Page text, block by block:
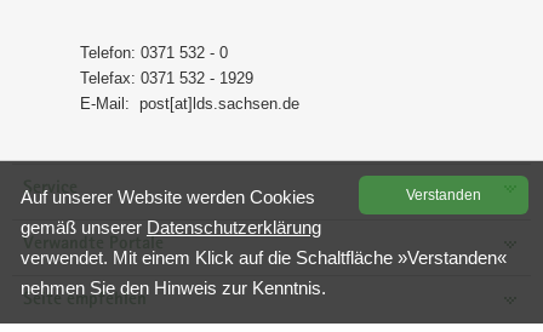
Te­le­fon: 0371 532 - 0
Te­le­fax: 0371 532 - 1929
E-​Mail: post[at]lds.sach­sen.de
Service
Verwandte Portale
Seite empfehlen
Ver­stan­den
Auf un­se­rer Web­site wer­den Coo­kies
gemäß un­se­rer Da­ten­schutz­er­klä­rung
ver­wen­det. Mit einem Klick auf die Schalt­flä­che »Ver­stan­den«
neh­men Sie den Hin­weis zur Kennt­nis.